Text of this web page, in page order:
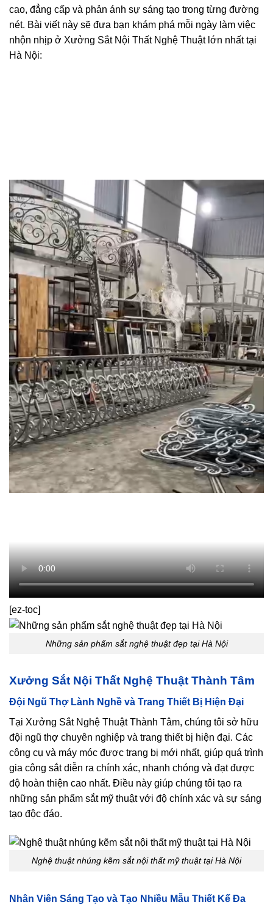
cao, đẳng cấp và phản ánh sự sáng tạo trong từng đường
nét. Bài viết này sẽ đưa bạn khám phá mỗi ngày làm việc
nhộn nhịp ở Xưởng Sắt Nội Thất Nghệ Thuật lớn nhất tại
Hà Nội:
[ez-toc]
Những sản phẩm sắt nghệ thuật đẹp tại Hà Nội
Xưởng Sắt Nội Thất Nghệ Thuật Thành Tâm
Đội Ngũ Thợ Lành Nghề và Trang Thiết Bị Hiện Đại
Tại Xưởng Sắt Nghệ Thuật Thành Tâm, chúng tôi sở hữu
đội ngũ thợ chuyên nghiệp và trang thiết bị hiện đại. Các
công cụ và máy móc được trang bị mới nhất, giúp quá trình
gia công sắt diễn ra chính xác, nhanh chóng và đạt được
độ hoàn thiện cao nhất. Điều này giúp chúng tôi tạo ra
những sản phẩm sắt mỹ thuật với độ chính xác và sự sáng
tạo độc đáo.
Nghệ thuật nhúng kẽm sắt nội thất mỹ thuật tại Hà Nội
Nhân Viên Sáng Tạo và Tạo Nhiều Mẫu Thiết Kế Đa